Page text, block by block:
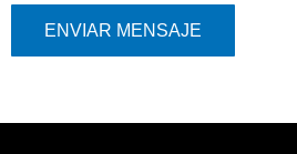
ENVIAR MENSAJE